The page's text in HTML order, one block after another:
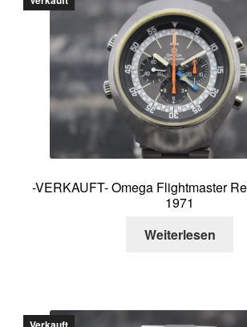
Kontakt
-VERKAUFT- Omega Flightmaster
1971
Weiterlesen